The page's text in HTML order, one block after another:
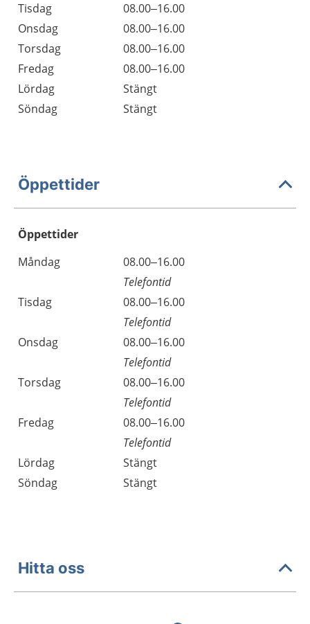
Tisdag
08.00–16.00
Onsdag
08.00–16.00
Torsdag
08.00–16.00
Fredag
08.00–16.00
Lördag
Stängt
Söndag
Stängt
Öppettider
Öppettider
Dag
Öppettider
Kommentarer
Måndag
08.00–16.00
Telefontid
Tisdag
08.00–16.00
Telefontid
Onsdag
08.00–16.00
Telefontid
Torsdag
08.00–16.00
Telefontid
Fredag
08.00–16.00
Telefontid
Lördag
Stängt
Söndag
Stängt
Hitta oss